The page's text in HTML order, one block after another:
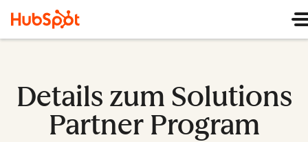
Details zum Solutions
Partner Program